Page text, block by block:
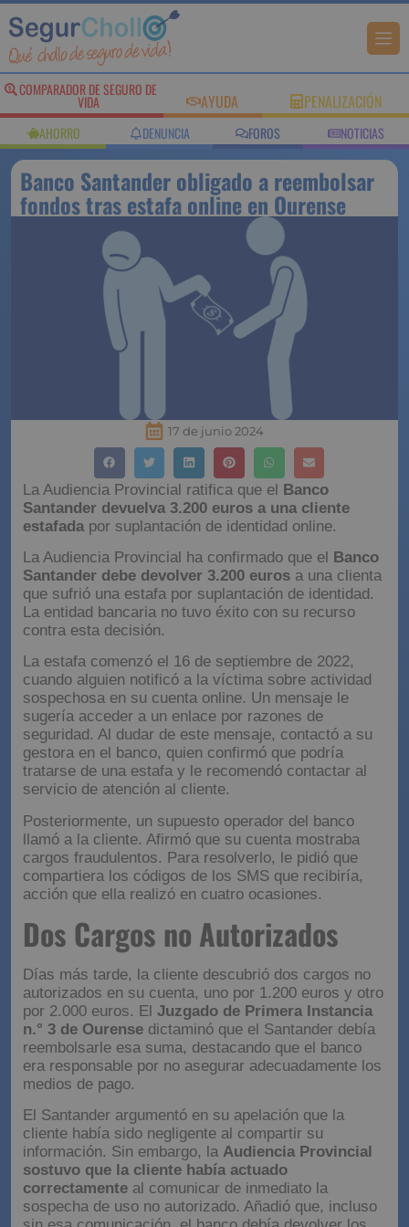
COMPARADOR DE SEGURO DE
VIDA AYUDA PENALIZACIÓN
AHORRO DENUNCIA FOROS NOTICIAS
Banco Santander obligado a reembolsar
fondos tras estafa online en Ourense
17 de junio 2024
La Audiencia Provincial ratifica que el Banco
Santander devuelva 3.200 euros a una cliente
estafada por suplantación de identidad online.
La Audiencia Provincial ha confirmado que el Banco
Santander debe devolver 3.200 euros a una clienta
que sufrió una estafa por suplantación de identidad.
La entidad bancaria no tuvo éxito con su recurso
contra esta decisión.
La estafa comenzó el 16 de septiembre de 2022,
cuando alguien notificó a la víctima sobre actividad
sospechosa en su cuenta online. Un mensaje le
sugería acceder a un enlace por razones de
seguridad. Al dudar de este mensaje, contactó a su
gestora en el banco, quien confirmó que podría
tratarse de una estafa y le recomendó contactar al
servicio de atención al cliente.
Posteriormente, un supuesto operador del banco
llamó a la cliente. Afirmó que su cuenta mostraba
cargos fraudulentos. Para resolverlo, le pidió que
compartiera los códigos de los SMS que recibiría,
acción que ella realizó en cuatro ocasiones.
Dos Cargos no Autorizados
Días más tarde, la cliente descubrió dos cargos no
autorizados en su cuenta, uno por 1.200 euros y otro
por 2.000 euros. El Juzgado de Primera Instancia
n.° 3 de Ourense dictaminó que el Santander debía
reembolsarle esa suma, destacando que el banco
era responsable por no asegurar adecuadamente los
medios de pago.
El Santander argumentó en su apelación que la
cliente había sido negligente al compartir su
información. Sin embargo, la Audiencia Provincial
sostuvo que la cliente había actuado
correctamente al comunicar de inmediato la
sospecha de uso no autorizado. Añadió que, incluso